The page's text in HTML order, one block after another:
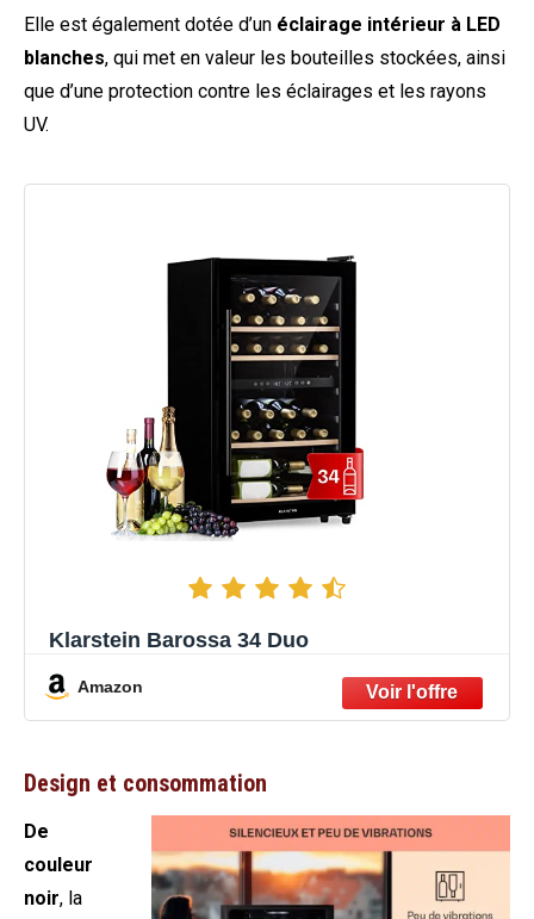
Elle est également dotée d’un éclairage intérieur à LED
blanches, qui met en valeur les bouteilles stockées, ainsi
que d’une protection contre les éclairages et les rayons
UV.
Klarstein Barossa 34 Duo
Amazon
Design et consommation
De
couleur
noir, la